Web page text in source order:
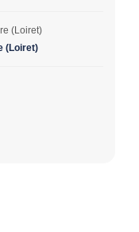
(Loiret)
(Loiret)